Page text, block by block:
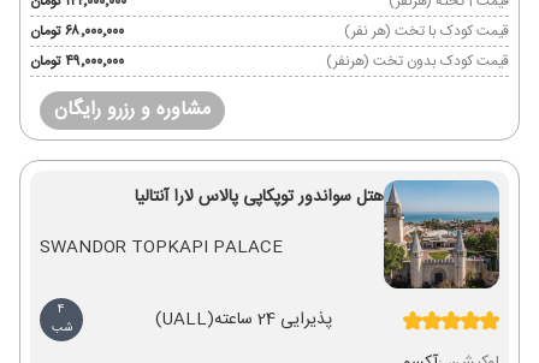
قیمت کودک با تخت (هر نفر)
۶۸٬۰۰۰٬۰۰۰ تومان
قیمت کودک بدون تخت (هرنفر)
۴۹٬۰۰۰٬۰۰۰ تومان
مشاوره و رزرو رایگان
هتل سواندور توپکاپی پالاس لارا آنتالیا
SWANDOR TOPKAPI PALACE
پذیرایی 24 ساعته (UALL)
4
شب